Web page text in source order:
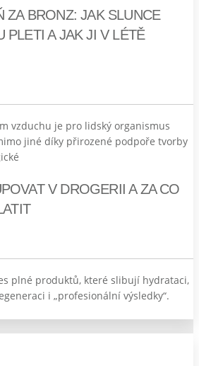
ZA BRONZ: JAK SLUNCE
PLETI A JAK JI V LÉTĚ
vzduchu je pro lidský organismus
jiné díky přirozené podpoře tvorby
V DROGERII A ZA CO
plné produktů, které slibují hydrataci,
i „profesionální výsledky“.